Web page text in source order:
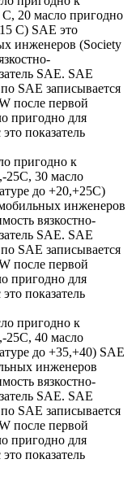
20 масло пригодно
С) SAE это
инженеров (Society
SAE. SAE
SAE записывается
после первой
пригодно для
показатель
пригодно к
25С, 30 масло
до +20,+25С)
инженеров
вязкостно-
SAE. SAE
SAE записывается
после первой
пригодно для
показатель
пригодно к
25С, 40 масло
до +35,+40) SAE
инженеров
вязкостно-
SAE. SAE
SAE записывается
после первой
пригодно для
показатель